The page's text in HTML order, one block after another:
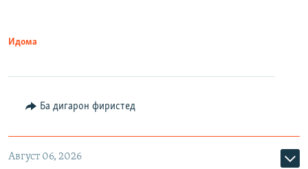
Идома
Ба дигарон фиристед
Август 06, 2026